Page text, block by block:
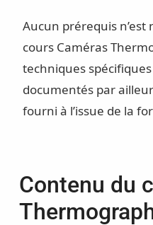
Aucun prérequis n’est
cours Caméras
techniques
documentés par
fourni à l’issue de la
Contenu du